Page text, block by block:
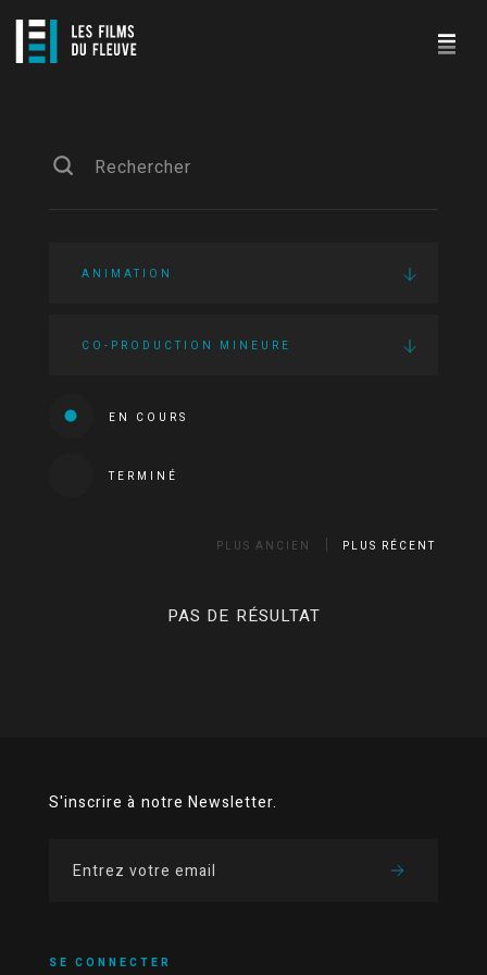
ANIMATION
CO-PRODUCTION MINEURE
EN COURS
TERMINÉ
PLUS ANCIEN PLUS RÉCENT
PAS DE RÉSULTAT
S'inscrire à notre Newsletter.
SE CONNECTER